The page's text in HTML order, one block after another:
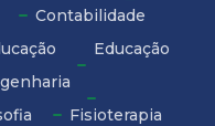
Contabilidade
Educação
Fisioterapia